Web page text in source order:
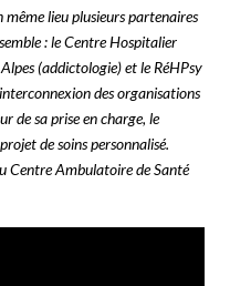
lieu plusieurs partenaires
: le Centre Hospitalier
(addictologie) et le RéHPsy
des organisations
de sa prise en charge, le
de soins personnalisé.
Centre Ambulatoire de Santé